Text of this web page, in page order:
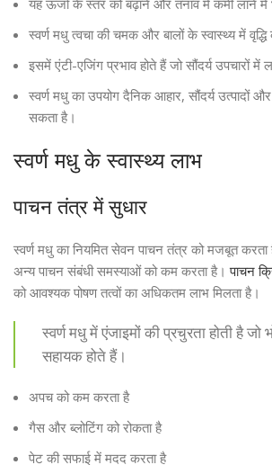
स्वर्ण मधु त्वचा की चमक और बालों के स्वास्थ्य में
इसमें एंटी-एजिंग प्रभाव होते हैं जो सौंदर्य उपचारों में
स्वर्ण मधु का उपयोग दैनिक आहार, सौंदर्य उत्पादों
सकता है।
स्वर्ण मधु के स्वास्थ्य लाभ
पाचन तंत्र में सुधार
स्वर्ण मधु का नियमित सेवन पाचन तंत्र को मजबूत
अन्य पाचन संबंधी समस्याओं को कम करता है।पाचन
को आवश्यक पोषण तत्वों का अधिकतम लाभ मिलता है।
स्वर्ण मधु में एंजाइमों की प्रचुरता होती है
सहायक होते हैं।
अपच को कम करता है
गैस और ब्लोटिंग को रोकता है
पेट की सफाई में मदद करता है